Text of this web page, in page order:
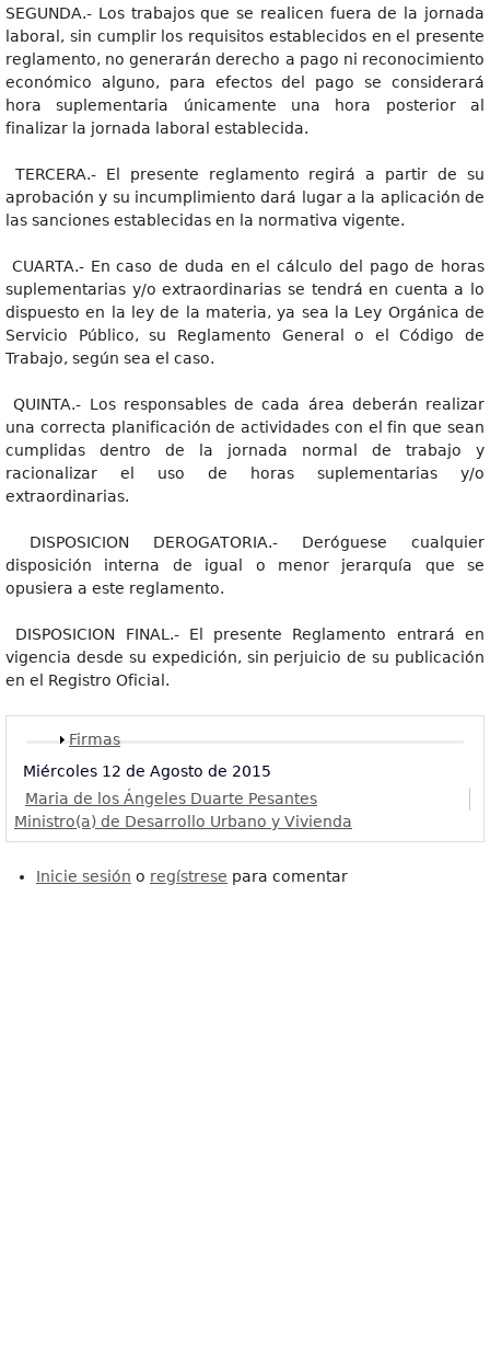
SEGUNDA.- Los trabajos que se realicen fuera de la jornada
laboral, sin cumplir los requisitos establecidos en el presente
reglamento, no generarán derecho a pago ni reconocimiento
económico alguno, para efectos del pago se considerará
hora suplementaria únicamente una hora posterior al
finalizar la jornada laboral establecida.
TERCERA.- El presente reglamento regirá a partir de su
aprobación y su incumplimiento dará lugar a la aplicación de
las sanciones establecidas en la normativa vigente.
CUARTA.- En caso de duda en el cálculo del pago de horas
suplementarias y/o extraordinarias se tendrá en cuenta a lo
dispuesto en la ley de la materia, ya sea la Ley Orgánica de
Servicio Público, su Reglamento General o el Código de
Trabajo, según sea el caso.
QUINTA.- Los responsables de cada área deberán realizar
una correcta planificación de actividades con el fin que sean
cumplidas dentro de la jornada normal de trabajo y
racionalizar el uso de horas suplementarias y/o
extraordinarias.
DISPOSICION DEROGATORIA.- Deróguese cualquier
disposición interna de igual o menor jerarquía que se
opusiera a este reglamento.
DISPOSICION FINAL.- El presente Reglamento entrará en
vigencia desde su expedición, sin perjuicio de su publicación
en el Registro Oficial.
Mostrar
Firmas
Miércoles 12 de Agosto de 2015
Maria de los Ángeles Duarte Pesantes
Ministro(a) de Desarrollo Urbano y Vivienda
Inicie sesión o regístrese para comentar